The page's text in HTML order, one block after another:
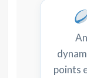
points